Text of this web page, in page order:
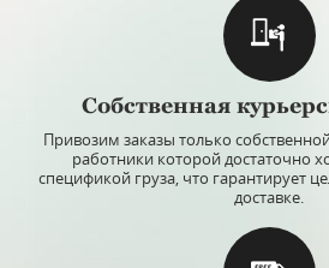
Собственная
Привозим заказы только
работники которой достаточно
спецификой груза, что гарантирует
доставке.